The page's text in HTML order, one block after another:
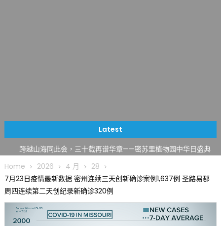
Latest
筝声与琴韵交汇：刘励(Li Statler)与钢琴家Darek演绎一场古筝
跨越山海同此会，三十载再谱华章——密苏里植物园中华日盛典
圆满举行
圣路易龙舟俱乐部5月16日龙舟体验日 邀请各界亲身体验划行乐
趣 + 水上竞速魅力
三十二载跨越时空的相逢
执掌密苏里植物园近四十年 致力推动全球植物多样性研究与中美
合作 Peter Raven 博士逝世 享年89岁
Home 2026 4 月
28
7月23日疫情最新数据 密州连续三天创新确诊案例1,637例 圣路易郡
周四连续第二天创纪录新确诊320例